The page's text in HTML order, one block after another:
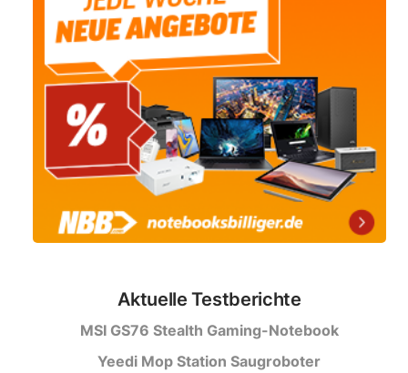
Aktuelle Testberichte
MSI GS76 Stealth Gaming-Notebook
Yeedi Mop Station Saugroboter